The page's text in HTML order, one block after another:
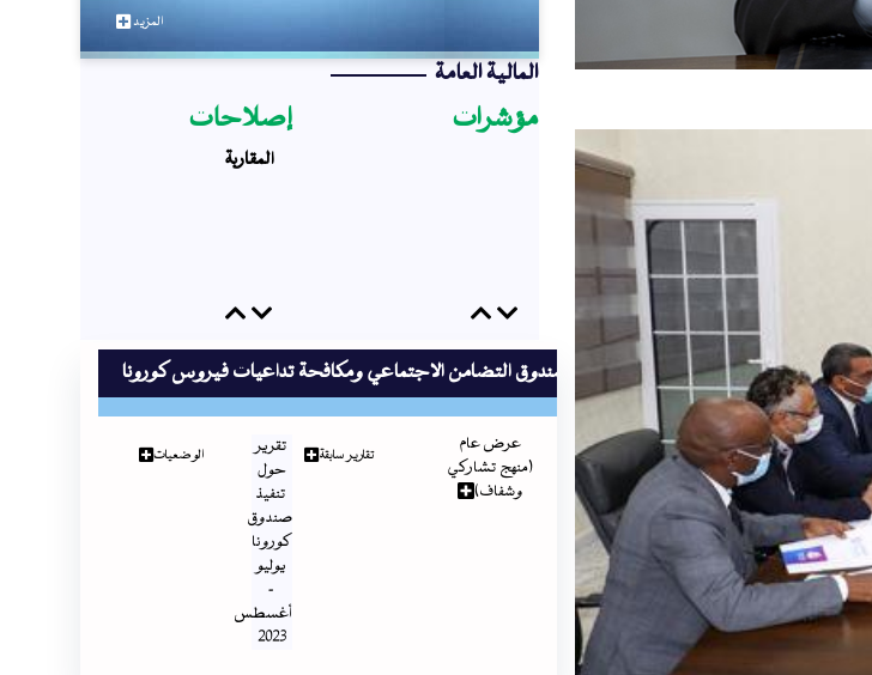
المزيد
المالية العامة
مؤشرات
Previous
Next
إصلاحات
المقاربة
Previous
صندوق التضامن الاجتماعي ومكافحة تداعيات فيروس كورونا
عرض عام
(منهج تشاركي
وشفاف)
تقارير سابقة
تقرير
حول
تنفيذ
صندوق
كورونا
يوليو
-
أغسطس
2023
الوضعيات